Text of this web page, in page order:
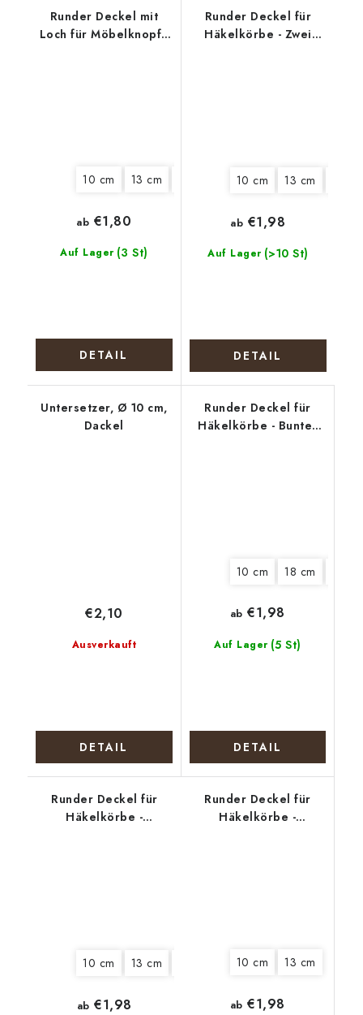
Runder Deckel mit
Loch für Möbelknopf -
10 cm 13 cm 18 cm 22 cm
Auf Lager (3 St)
ab €1,80
DETAIL
Runder Deckel für
Häkelkörbe - Zwei
10 cm 13 cm
Auf Lager (>10 St)
ab €1,98
DETAIL
Untersetzer, Ø 10 cm,
Dackel
Ausverkauft
€2,10
DETAIL
Runder Deckel für
Häkelkörbe - Bunter
10 cm 18 cm
Auf Lager (5 St)
ab €1,98
DETAIL
Runder Deckel für
Häkelkörbe -
10 cm 13 cm
ab €1,98
Runder Deckel für
Häkelkörbe -
10 cm 13 cm
ab €1,98